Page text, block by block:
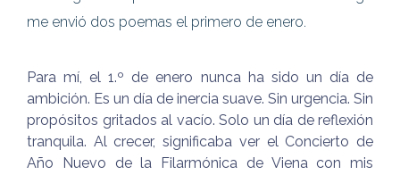
me envió dos poemas el primero de enero.
Para mí, el 1.º de enero nunca ha sido un día de
ambición. Es un día de inercia suave. Sin urgencia. Sin
propósitos gritados al vacío. Solo un día de reflexión
tranquila. Al crecer, significaba ver el Concierto de
Año Nuevo de la Filarmónica de Viena con mis